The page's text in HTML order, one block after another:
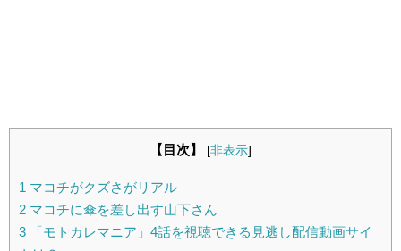
【目次】 [非表示]
1 マコチがクズさがリアル
2 マコチに傘を差し出す山下さん
3 「モトカレマニア」4話を視聴できる見逃し配信動画サイ